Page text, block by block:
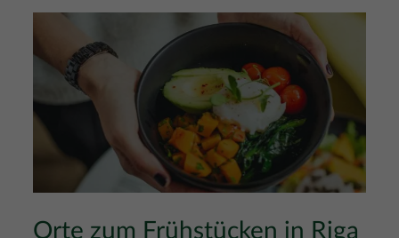
Orte zum Frühstücken in Riga